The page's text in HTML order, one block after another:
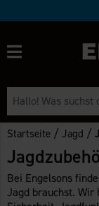
Startseite /Jagd /
Bei Engelsons
Jagd brauchst. Wir